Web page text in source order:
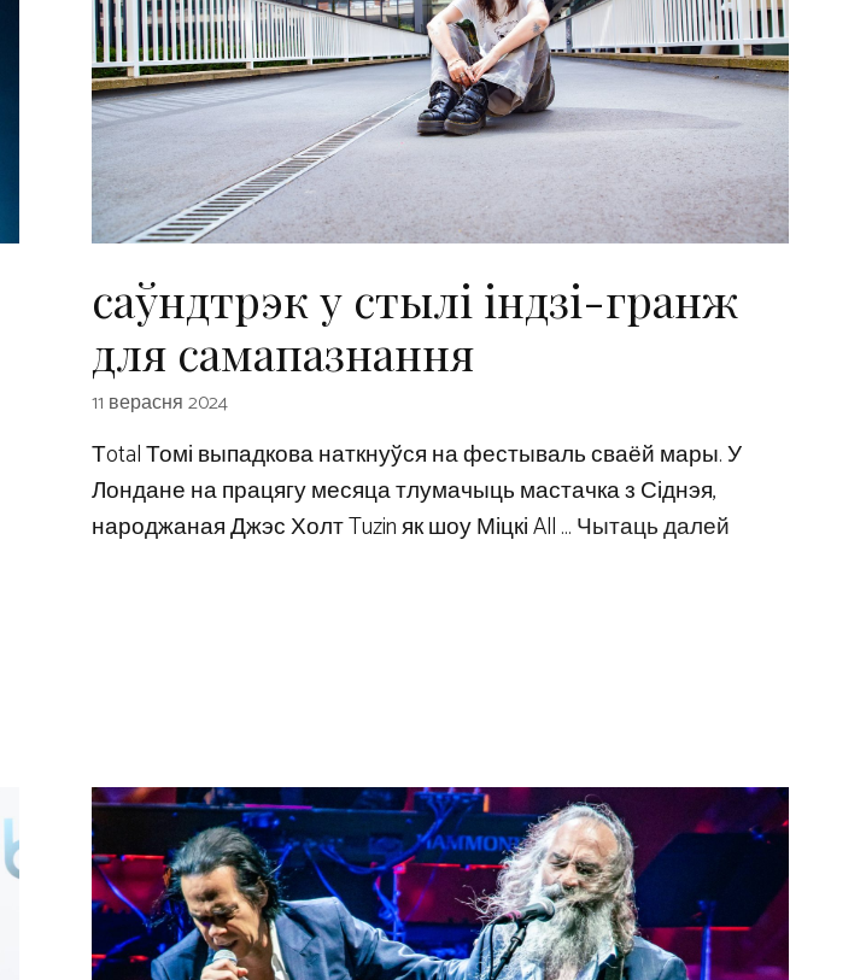
саўндтрэк у стылі індзі-гранж
для самапазнання
11 верасня 2024
Тotal Томі выпадкова наткнуўся на фестываль сваёй мары. У
Лондане на працягу месяца тлумачыць мастачка з Сіднэя,
народжаная Джэс Холт Tuzin як шоу Міцкі All …Чытаць далей